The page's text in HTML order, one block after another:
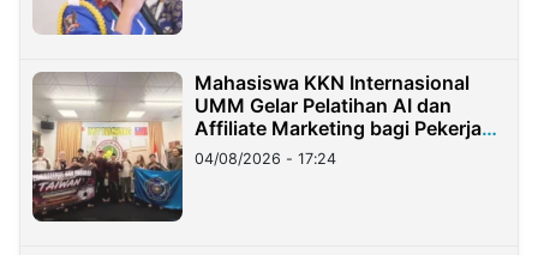
Mahasiswa KKN Internasional
UMM Gelar Pelatihan AI dan
Affiliate Marketing bagi Pekerja
Migran Indonesia di Taiwan
04/08/2026 - 17:24